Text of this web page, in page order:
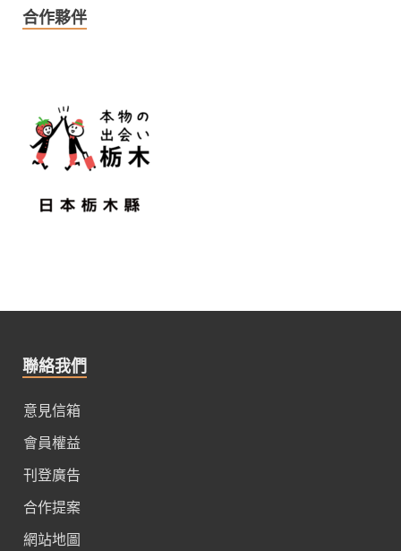
合作夥伴
聯絡我們
意見信箱
會員權益
刊登廣告
合作提案
網站地圖